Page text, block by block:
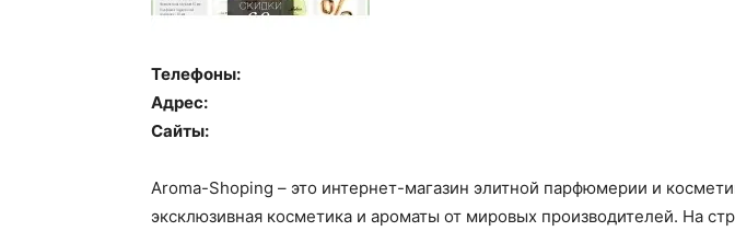
Телефоны:
Адрес:
Сайты:
Aroma-Shoping – это интернет-магазин элитной парфюмерии и
эксклюзивная косметика и ароматы от мировых производителей. На